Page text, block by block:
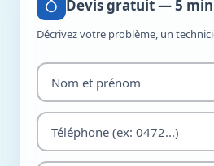
Devis gratuit — 5 min
Décrivez votre problème, un